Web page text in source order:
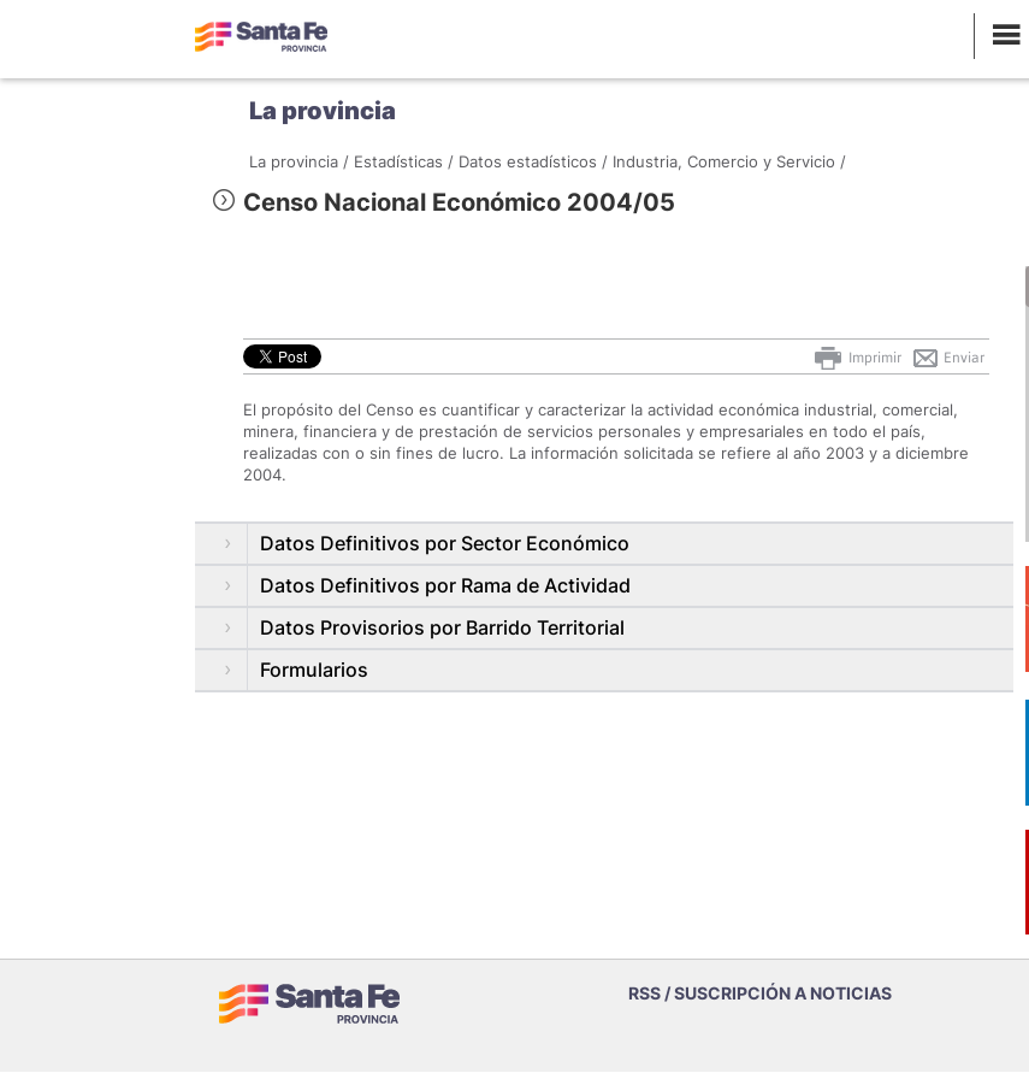
La provincia
La provincia / Estadísticas / Datos estadísticos / Industria, Comercio y Servicio /
Censo Nacional Económico 2004/05
Enviar
Imprimir
El propósito del Censo es cuantificar y caracterizar la actividad económica industrial, comercial,
minera, financiera y de prestación de servicios personales y empresariales en todo el país,
realizadas con o sin fines de lucro. La información solicitada se refiere al año 2003 y a diciembre
2004.
Datos Definitivos por Sector Económico
Datos Definitivos por Rama de Actividad
Datos Provisorios por Barrido Territorial
Formularios
RSS / SUSCRIPCIÓN A NOTICIAS